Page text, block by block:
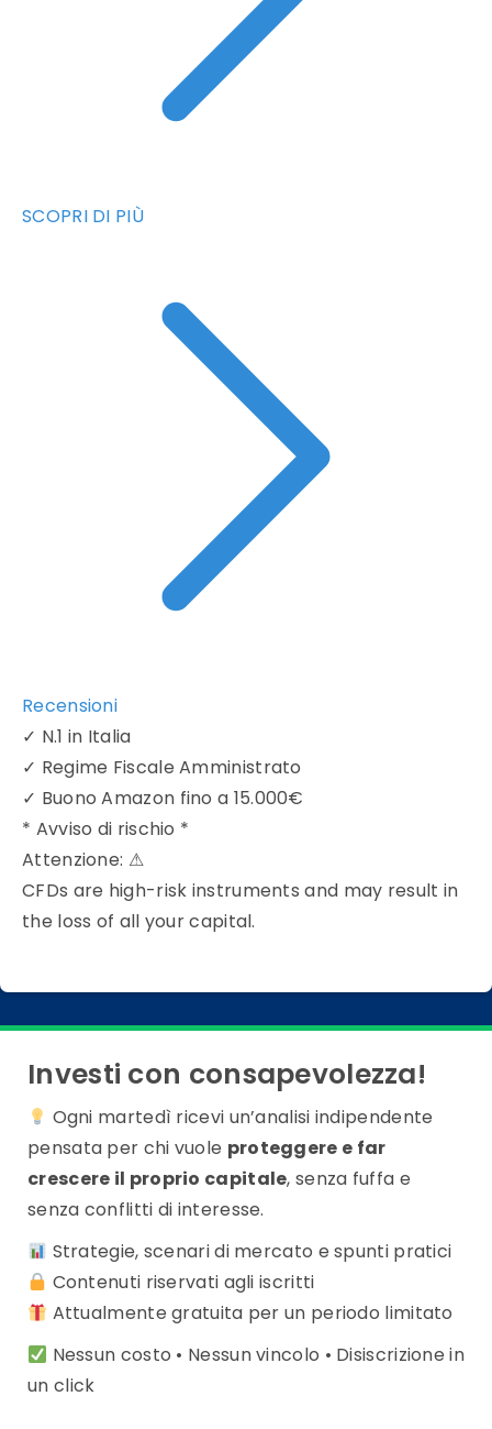
SCOPRI DI PIÙ
Recensioni
✓ N.1 in Italia
✓ Regime Fiscale Amministrato
✓ Buono Amazon fino a 15.000€
* Avviso di rischio *
Attenzione: ⚠
CFDs are high-risk instruments and may result in
the loss of all your capital.
Investi con consapevolezza!
Ogni martedì ricevi un’analisi indipendente
pensata per chi vuole proteggere e far
crescere il proprio capitale, senza fuffa e
senza conflitti di interesse.
Strategie, scenari di mercato e spunti pratici
Contenuti riservati agli iscritti
Attualmente gratuita per un periodo limitato
Nessun costo • Nessun vincolo • Disiscrizione in
un click